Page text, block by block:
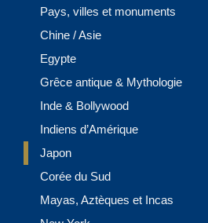
Pays, villes et monuments
Chine / Asie
Egypte
Grêce antique & Mythologie
Inde & Bollywood
Indiens d’Amérique
Japon
Corée du Sud
Mayas, Aztèques et Incas